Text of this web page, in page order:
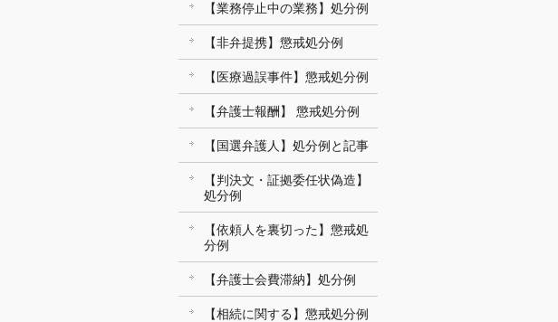
【業務停止中の業務】処分例
【非弁提携】懲戒処分例
【医療過誤事件】懲戒処分例
【弁護士報酬】 懲戒処分例
【国選弁護人】処分例と記事
【判決文・証拠委任状偽造】
処分例
【依頼人を裏切った】懲戒処
分例
【弁護士会費滞納】処分例
【相続に関する】懲戒処分例